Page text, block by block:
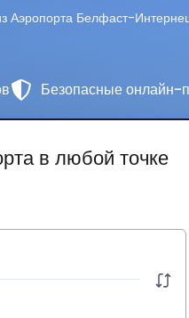
Аэропорта Белфаст-
Безопасные онлайн-
в любой точке